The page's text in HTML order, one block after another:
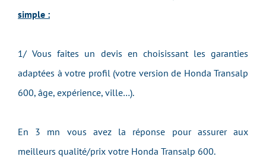
simple :
1/ Vous faites un devis en choisissant les garanties
adaptées à votre profil (votre version de Honda Transalp
600, âge, expérience, ville…).
En 3 mn vous avez la réponse pour assurer aux
meilleurs qualité/prix votre Honda Transalp 600.